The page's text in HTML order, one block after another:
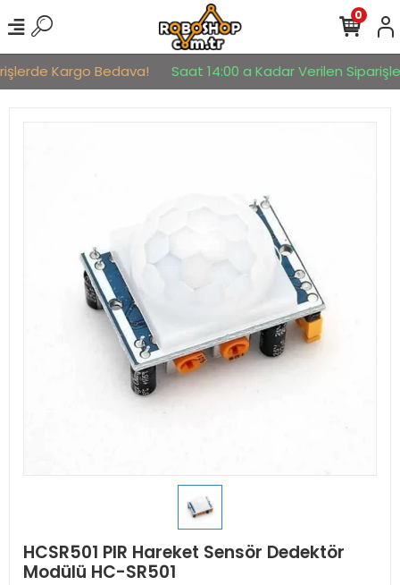
Kargo Bedava! Saat 14:00 a Kadar Verilen
0
HCSR501 PIR Hareket Sensör Dedektör
Modülü HC-SR501